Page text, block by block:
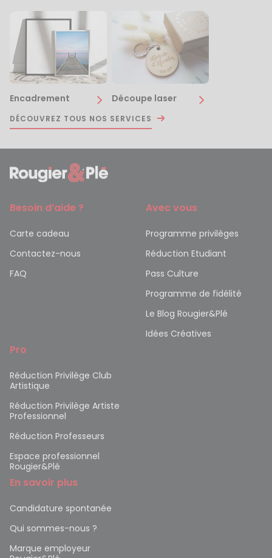
Encadrement Découpe laser
DÉCOUVREZ TOUS NOS SERVICES
Besoin d’aide ?
Carte cadeau
Contactez-nous
FAQ
Avec vous
Programme privilèges
Réduction Etudiant
Pass Culture
Programme de fidélité
Le Blog Rougier&Plé
Idées Créatives
Pro
Réduction Privilège Club
Artistique
Réduction Privilège Artiste
Professionnel
Réduction Professeurs
Espace professionnel
Rougier&Plé
En savoir plus
Candidature spontanée
Qui sommes-nous ?
Marque employeur